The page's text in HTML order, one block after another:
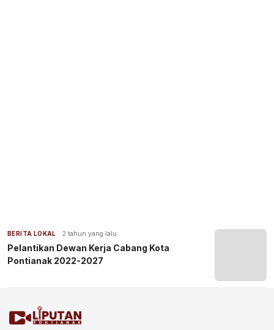
BERITA LOKAL 2 tahun yang lalu
Pelantikan Dewan Kerja Cabang Kota
Pontianak 2022-2027